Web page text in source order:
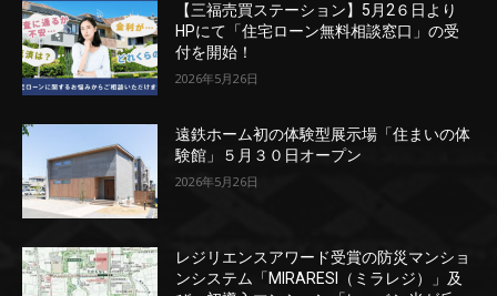
【三福売買ステーション】5月2６日より
HPにて「住宅ローン無料相談窓口」の受
付を開始！
2026年5月26日
遠鉄ホーム初の体験型展示場「住まいの体
験館」５月３０日オープン
2026年5月26日
レジリエンスアワード受賞の防災マンショ
ンシステム「MIRARESI（ミラレジ）」及